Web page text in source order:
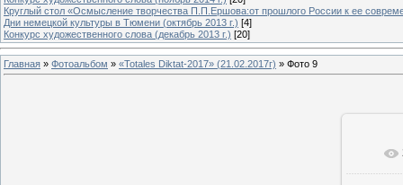
Круглый стол «Осмысление творчества П.П.Ершова:от прошлого России к ее
Дни немецкой культуры в Тюмени (октябрь 2013 г.) [4]
Конкурс художественного слова (декабрь 2013 г.) [20]
Главная » Фотоальбом » «Totales Diktat-2017» (21.02.2017г) » Фото 9